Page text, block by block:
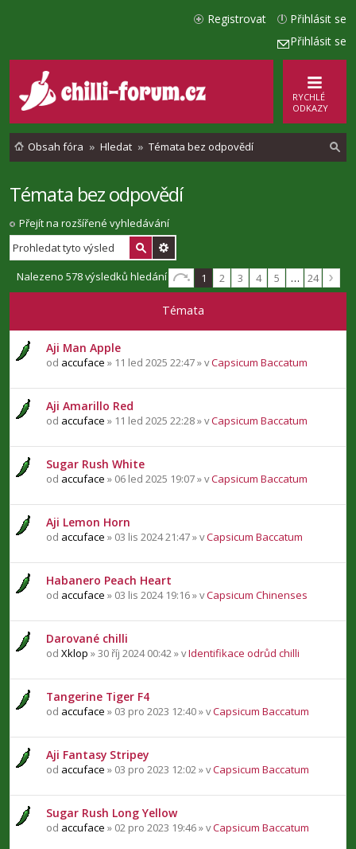
Přihlásit se
Přihlásit se
Registrovat
RYCHLÉ
ODKAZY
Obsah fóra Hledat Témata bez odpovědí
Témata bez odpovědí
Přejít na rozšířené vyhledávání
Nalezeno 578 výsledků hledání 1 2 3 4 5 … 24
Témata
Aji Man Apple
od accuface » 11 led 2025 22:47 » vCapsicum Baccatum
Aji Amarillo Red
od accuface » 11 led 2025 22:28 » vCapsicum Baccatum
Sugar Rush White
od accuface » 06 led 2025 19:07 » vCapsicum Baccatum
Aji Lemon Horn
od accuface » 03 lis 2024 21:47 » vCapsicum Baccatum
Habanero Peach Heart
od accuface » 03 lis 2024 19:16 » vCapsicum Chinenses
Darované chilli
od Xklop » 30 říj 2024 00:42 » vIdentifikace odrůd chilli
Tangerine Tiger F4
od accuface » 03 pro 2023 12:40 » vCapsicum Baccatum
Aji Fantasy Stripey
od accuface » 03 pro 2023 12:02 » vCapsicum Baccatum
Sugar Rush Long Yellow
od accuface » 02 pro 2023 19:46 » vCapsicum Baccatum